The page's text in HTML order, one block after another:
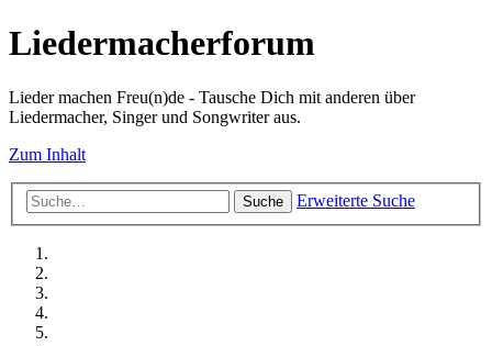
Liedermacherforum
Lieder machen Freu(n)de - Tausche Dich mit anderen über
Liedermacher, Singer und Songwriter aus.
Zum Inhalt
Suche Erweiterte Suche